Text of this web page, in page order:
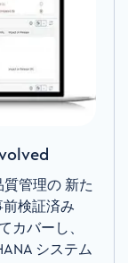
質管理の 新た
検証済み
カバーし、
システム